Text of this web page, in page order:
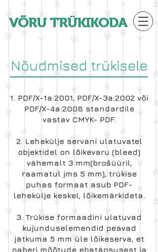
VÕRU TRÜKIKODA
VÕRU TRÜKIKODA
Nõudmised trükisele
1. PDF/X-1a:2001, PDF/X-3a:2002 või
PDF/X-4a:2008 standardile
vastav CMYK- PDF.
2. Lehekülje servani ulatuvatel
objektidel on lõikevaru (bleed)
vähemalt 3 mm(brošüüril,
raamatul jms 5 mm), trükise
puhas formaat asub PDF-
lehekülje keskel, lõikemärkideta.
3. Trükise formaadini ulatuvad
kujunduselemendid peavad
jätkuma 5 mm üle lõikeserva, et
paberi mõõtude ebatäpsusest ja